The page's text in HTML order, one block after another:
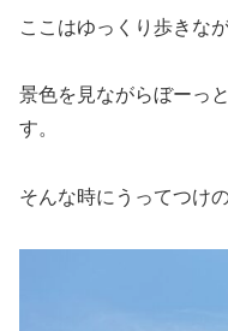
ここはゆっくり歩きな
景色を見ながらぼーっ
す。
そんな時にうってつけ